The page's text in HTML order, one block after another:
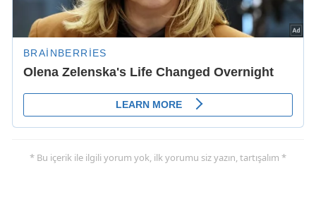
* Bu içerik ile ilgili yorum yok, ilk yorumu siz yazın, tartışalım *